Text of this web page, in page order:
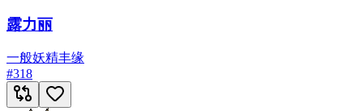
露力丽
一般妖精丰缘
#318